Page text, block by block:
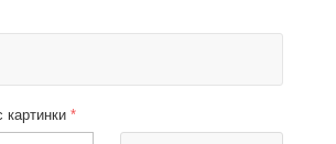
картинки *